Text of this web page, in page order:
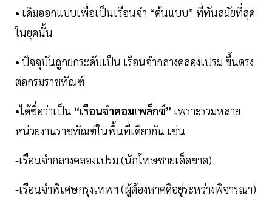
• เดิมออกแบบเพื่อเป็นเรือนจำ “ต้นแบบ” ที่ทันสมัยที่สุด
ในยุคนั้น
• ปัจจุบันถูกยกระดับเป็น เรือนจำกลางคลองเปรม ขึ้นตรง
ต่อกรมราชทัณฑ์
•ได้ชื่อว่าเป็น “เรือนจำคอมเพล็กซ์” เพราะรวมหลาย
หน่วยงานราชทัณฑ์ในพื้นที่เดียวกัน เช่น
-เรือนจำกลางคลองเปรม (นักโทษชายเด็ดขาด)
-เรือนจำพิเศษกรุงเทพฯ (ผู้ต้องหาคดีอยู่ระหว่างพิจารณา)